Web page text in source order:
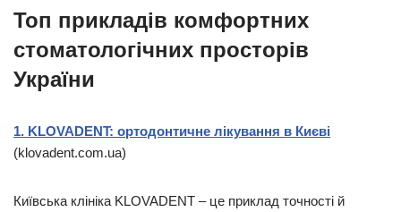
Топ прикладів комфортних
стоматологічних просторів
України
1. KLOVADENT: ортодонтичне лікування в Києві
(klovadent.com.ua)
Київська клініка KLOVADENT – це приклад точності й